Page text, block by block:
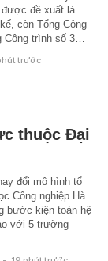
được đề xuất là
còn Tổng Công
Công trình số 3…
trước
thuộc Đại
đổi mô hình tổ
Công nghiệp Hà
bước kiện toàn hệ
với 5 trường